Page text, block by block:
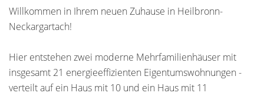
Willkommen in Ihrem neuen Zuhause in Heilbronn-
Neckargartach!
Hier entstehen zwei moderne Mehrfamilienhäuser mit
insgesamt 21 energieeffizienten Eigentumswohnungen -
verteilt auf ein Haus mit 10 und ein Haus mit 11